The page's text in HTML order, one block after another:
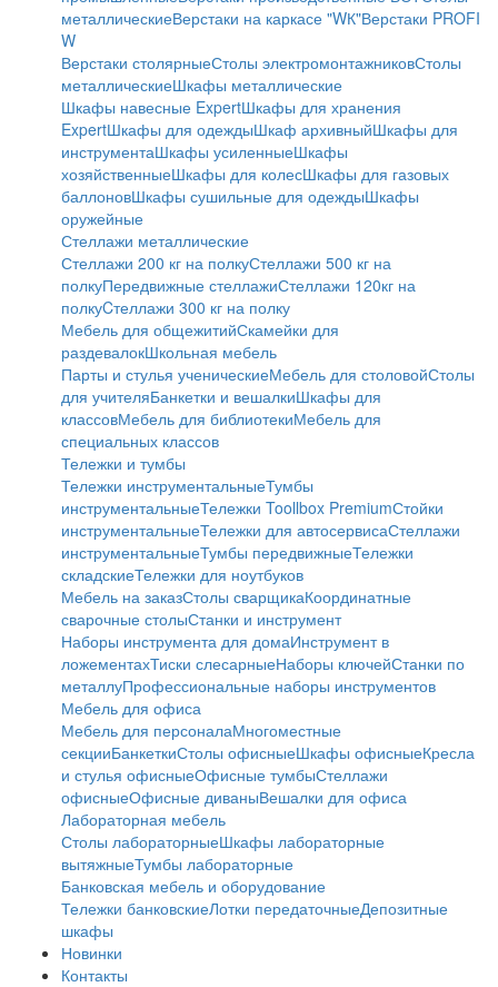
металлическиеВерстаки на каркасе "WК"Верстаки PROFI
W
Верстаки столярныеСтолы электромонтажниковСтолы
металлическиеШкафы металлические
Шкафы навесные ExpertШкафы для хранения
ExpertШкафы для одеждыШкаф архивныйШкафы для
инструментаШкафы усиленныеШкафы
хозяйственныеШкафы для колесШкафы для газовых
баллоновШкафы сушильные для одеждыШкафы
оружейные
Стеллажи металлические
Стеллажи 200 кг на полкуСтеллажи 500 кг на
полкуПередвижные стеллажиСтеллажи 120кг на
полкуCтеллажи 300 кг на полку
Мебель для общежитийСкамейки для
раздевалокШкольная мебель
Парты и стулья ученическиеМебель для столовойСтолы
для учителяБанкетки и вешалкиШкафы для
классовМебель для библиотекиМебель для
специальных классов
Тележки и тумбы
Тележки инструментальныеТумбы
инструментальныеТележки Toollbox PremiumСтойки
инструментальныеТележки для автосервисаСтеллажи
инструментальныеТумбы передвижныеТележки
складскиеТележки для ноутбуков
Мебель на заказСтолы сварщикаКоординатные
сварочные столыСтанки и инструмент
Наборы инструмента для домаИнструмент в
ложементахТиски слесарныеНаборы ключейСтанки по
металлуПрофессиональные наборы инструментов
Мебель для офиса
Мебель для персоналаМногоместные
секцииБанкеткиСтолы офисныеШкафы офисныеКресла
и стулья офисныеОфисные тумбыСтеллажи
офисныеОфисные диваныВешалки для офиса
Лабораторная мебель
Столы лабораторныеШкафы лабораторные
вытяжныеТумбы лабораторные
Банковская мебель и оборудование
Тележки банковскиеЛотки передаточныеДепозитные
шкафы
Новинки
Контакты